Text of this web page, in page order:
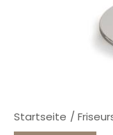
Startseite